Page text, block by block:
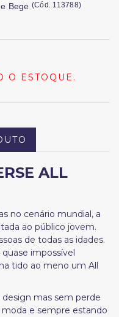
Bege (Cód. 113788)
O ESTOQUE.
ALL
no cenário mundial, a
ao público jovem.
de todas as idades.
impossível
tido ao meno um All
mas sem perde
moda e sempre estando